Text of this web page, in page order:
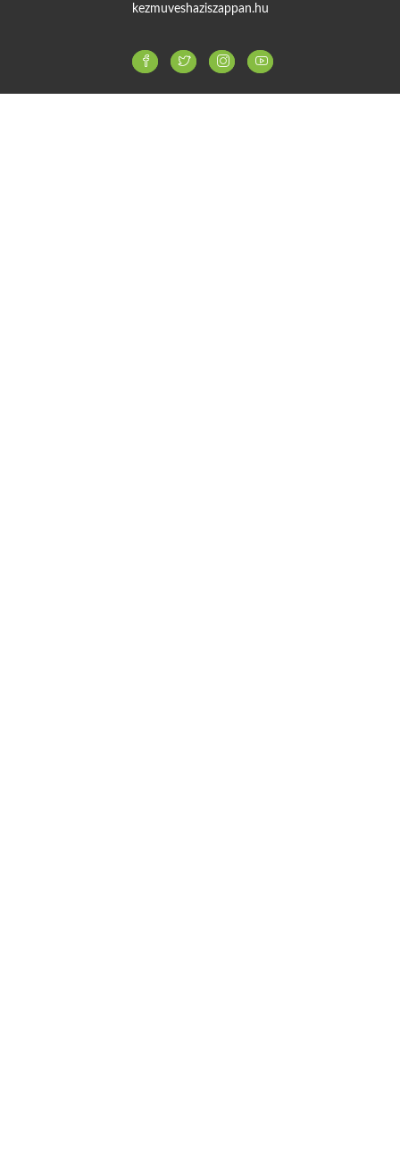
kezmuveshaziszappan.hu